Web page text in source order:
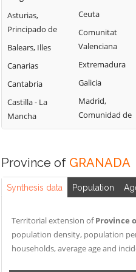
ALQUIFE
ARENAS DEL REY
GRANADA
BENALÚA DE LAS
VILLAS
BENAMAUREL
BUBIÓN
BUSQUÍSTAR
CACÍN
GRANADA
GUADAHORTUNA
GUADIX
GUALCHOS
GÜÉJAR SIERRA
HUÉSCAR
SANTILLÁN
HUÉTOR TÁJAR
Asturias,
Principado de
Balears, Illes
Canarias
Cantabria
Castilla - La
Mancha
Ceuta
Comunitat
Valenciana
Extremadura
Galicia
Madrid,
Comunidad de
Province of GRANADA
Synthesis data Population
Territorial extension ofProvince
population density, population
households, average age and